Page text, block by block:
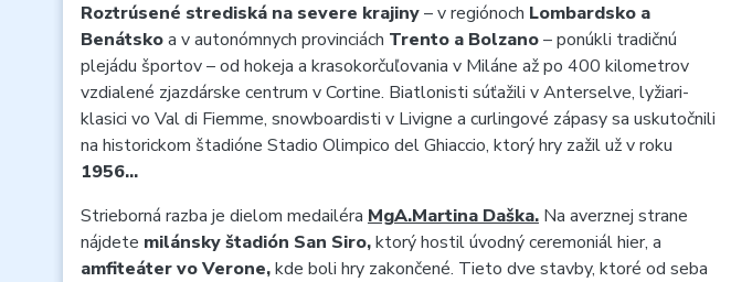
Roztrúsené strediská na severe krajiny– v regiónoch Lombardsko a
Benátskoa v autonómnych provinciách Trento a Bolzano– ponúkli tradičnú
plejádu športov – od hokeja a krasokorčuľovania v Miláne až po 400 kilometrov
vzdialené zjazdárske centrum v Cortine. Biatlonisti súťažili v Anterselve, lyžiari-
klasici vo Val di Fiemme, snowboardisti v Livigne a curlingové zápasy sa uskutočnili
na historickom štadióne Stadio Olimpico del Ghiaccio, ktorý hry zažil už v roku
1956…
Strieborná razba je dielom medailéra MgA.Martina Daška. Na averznej strane
nájdete milánsky štadión San Siro,ktorý hostil úvodný ceremoniál hier, a
amfiteáter vo Verone,kde boli hry zakončené. Tieto dve stavby, ktoré od seba